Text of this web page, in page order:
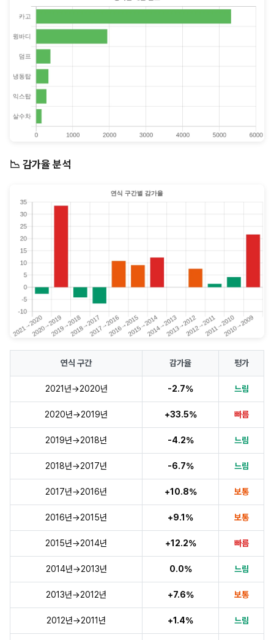
📉 감가율 분석
연식 구간 감가율 평가
2021년→2020년 -2.7% 느림
2020년→2019년 +33.5% 빠름
2019년→2018년 -4.2% 느림
2018년→2017년 -6.7% 느림
2017년→2016년 +10.8% 보통
2016년→2015년 +9.1% 보통
2015년→2014년 +12.2% 빠름
2014년→2013년 0.0% 느림
2013년→2012년 +7.6% 보통
2012년→2011년 +1.4% 느림